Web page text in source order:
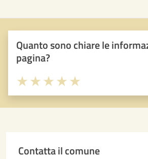
Quanto sono chiare le
pagina?
Valuta 5 stelle su 5
Valuta 4 stelle su 5
Valuta 3 stelle su 5
Valuta 2 stelle su 5
Valuta 1 stelle su 5
Contatta il comune